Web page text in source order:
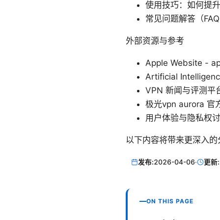
使用技巧：如何提
常见问题解答（
外部资源与参考
Apple Website -
Artificial
VPN 新闻与评测
极光vpn aurora 官
用户体验与隐私权
以下内容将带来更深入
发布:2026-04-06· 更新:
ON THIS PAGE